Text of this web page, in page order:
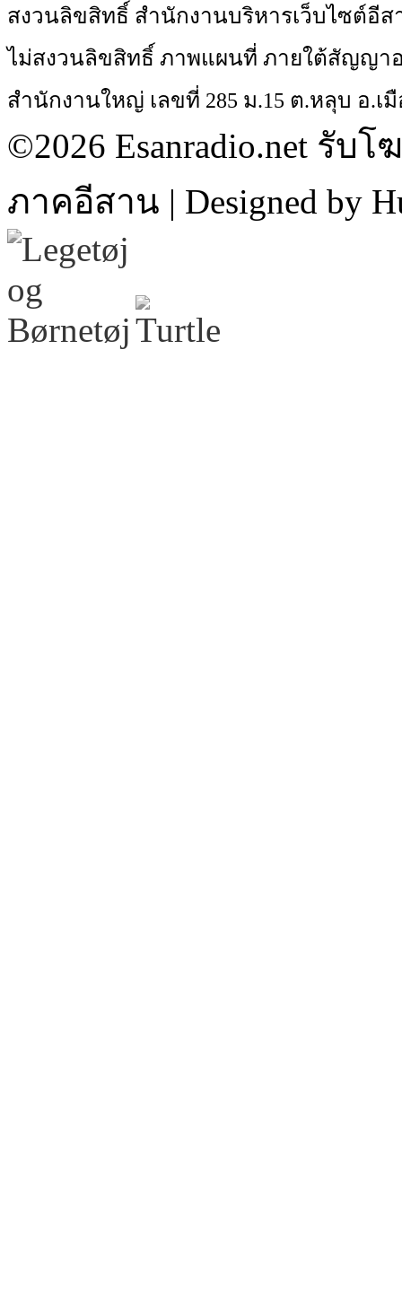
สงวนลิขสิทธิ์ สำนักงานบริหารเว็บไซต์อีส
ไม่สงวนลิขสิทธิ์ ภาพแผนที่ ภายใต้สัญญ
สำนักงานใหญ่ เลขที่ 285 ม.15 ต.หลุบ อ.เ
©2026 Esanradio.net รับ
ภาคอีสาน | Designed by